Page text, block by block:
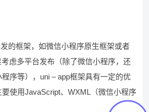
的框架，如微信小程序原生框架或者
虑多平台发布（除了微信小程序，还
序等），uni – app框架具有一定的优
使用JavaScript、WXML（微信小程序